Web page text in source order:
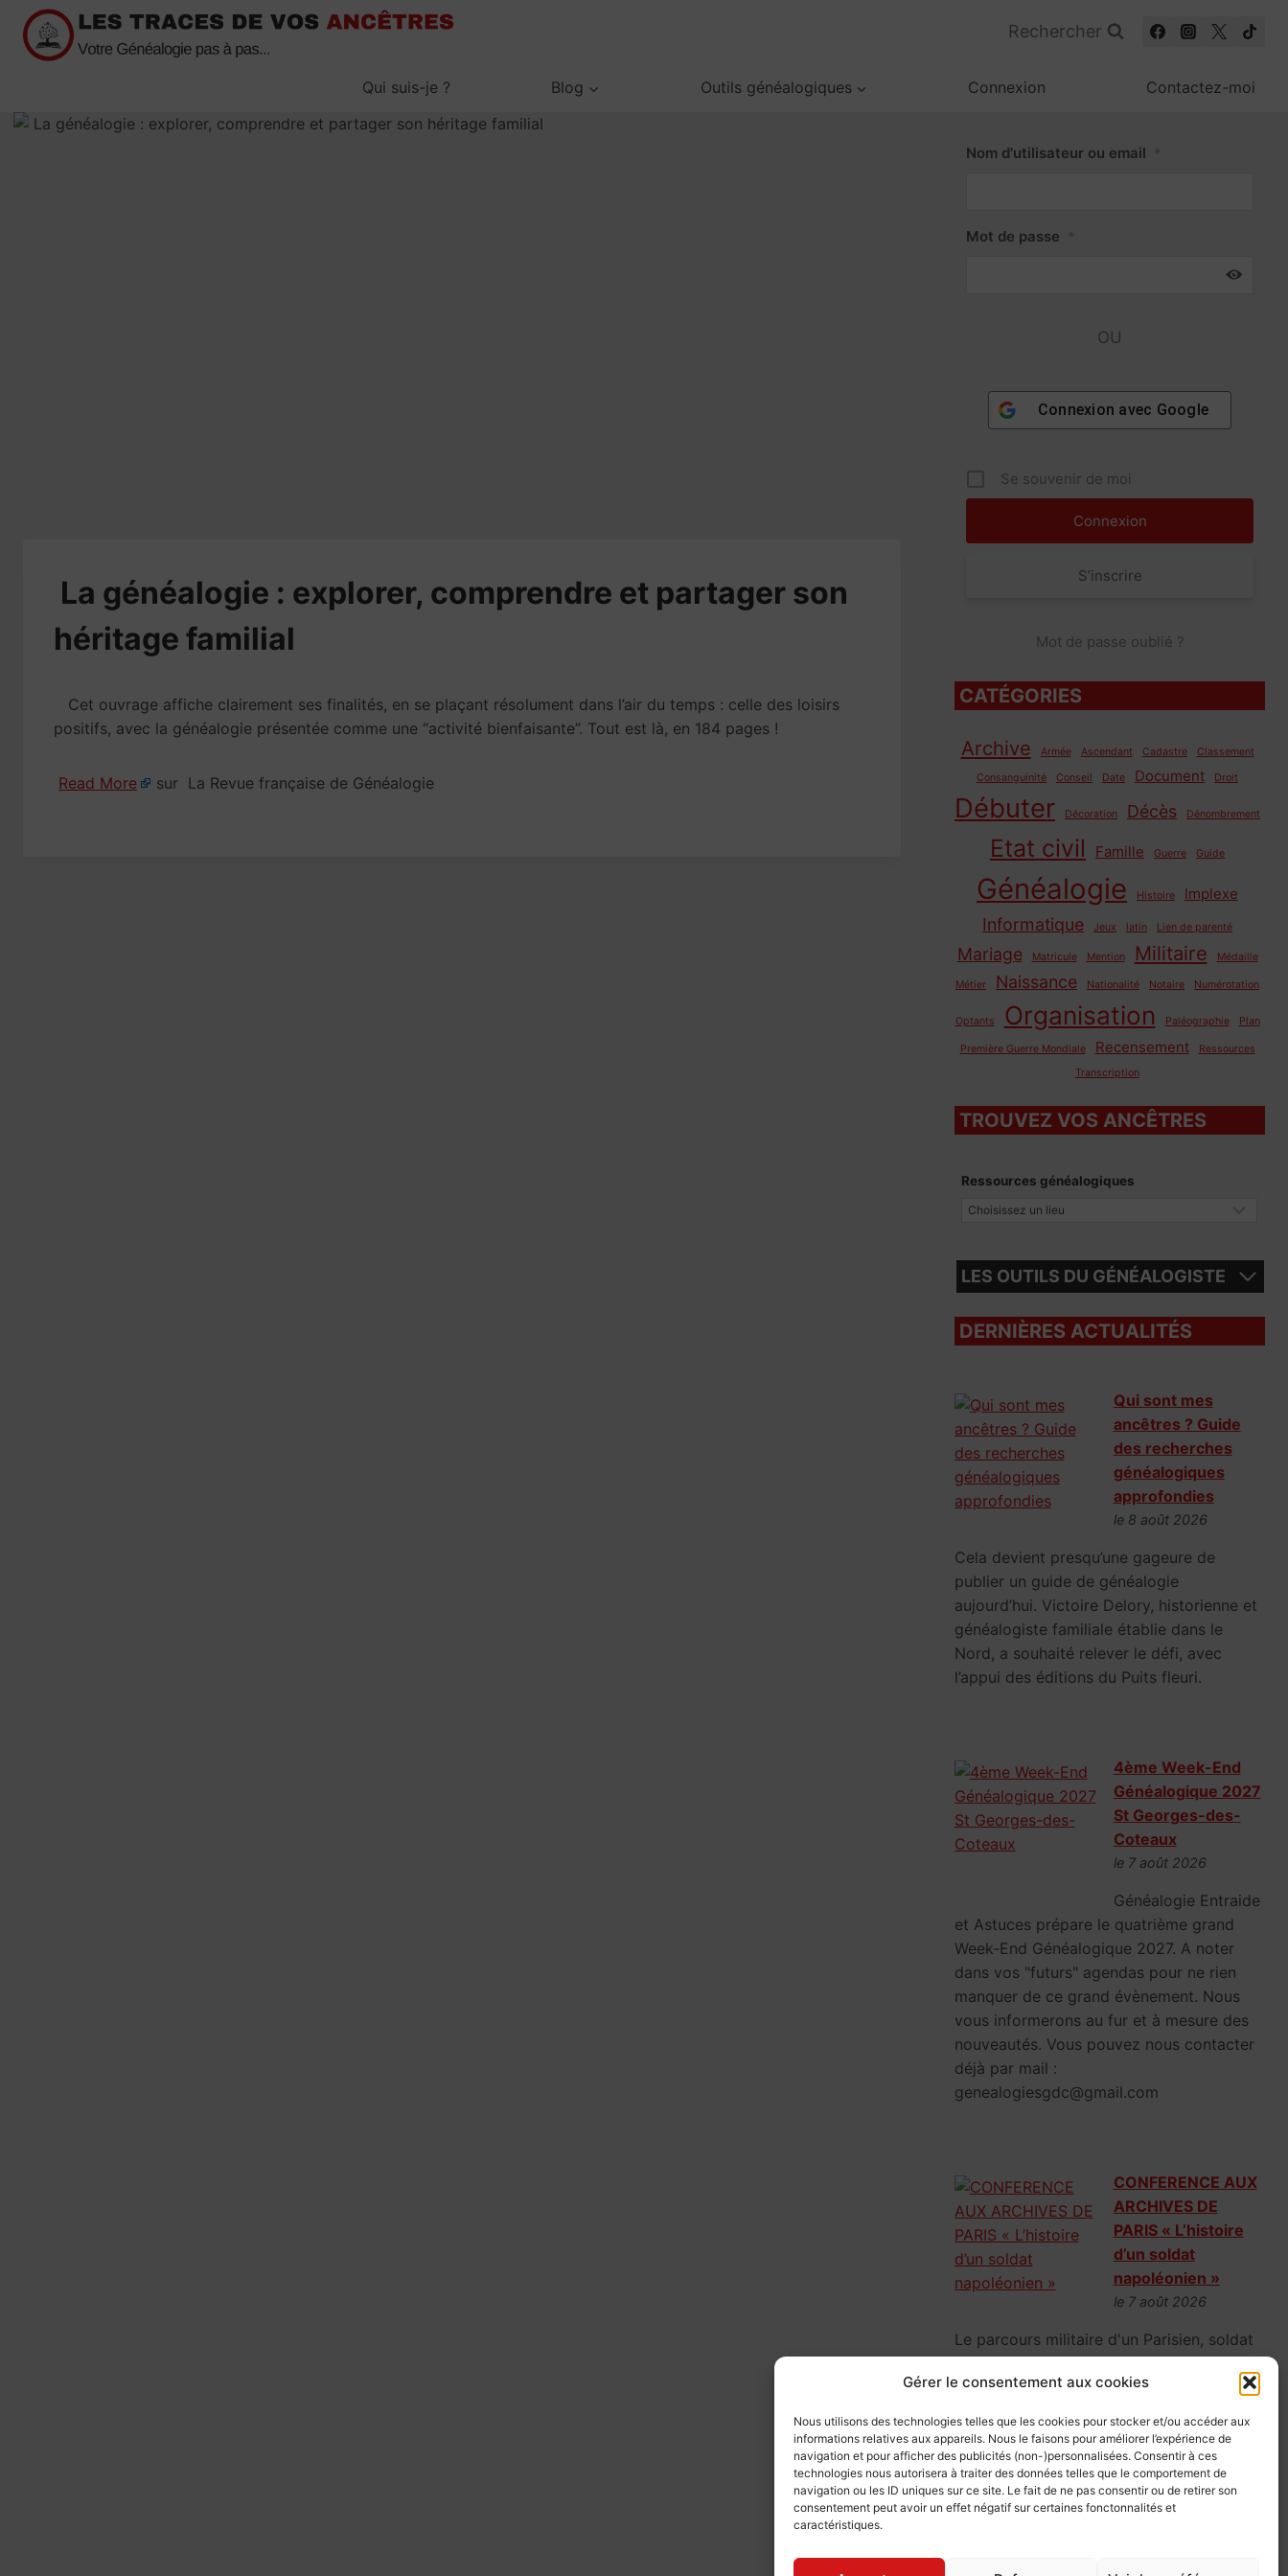
Gérer le consentement aux cookies
Nous utilisons des technologies telles que les cookies pour stocker et/ou accéder aux
informations relatives aux appareils. Nous le faisons pour améliorer l’expérience de
navigation et pour afficher des publicités (non-)personnalisées. Consentir à ces
technologies nous autorisera à traiter des données telles que le comportement de
navigation ou les ID uniques sur ce site. Le fait de ne pas consentir ou de retirer son
consentement peut avoir un effet négatif sur certaines fonctonnalités et
caractéristiques.
Passer
contenu
Rechercher
Qui suis-je ? Blog Outils généalogiques Connexion Contactez-moi
​La généalogie : explorer, comprendre et partager son
héritage familial
Cet ouvrage affiche clairement ses finalités, en se plaçant résolument dans l’air du temps : celle des loisirs
positifs, avec la généalogie présentée comme une “activité bienfaisante”. Tout est là, en 184 pages !
Read More sur La Revue française de Généalogie
Nom d'utilisateur ou email
Mot de passe
OU
Connexion avec Google
Se souvenir de moi
S’inscrire
Mot de passe oublié ?
CATÉGORIES
Archive Armée Ascendant Cadastre Classement
Consanguinité Conseil Date Document Droit
Débuter Décoration Décès Dénombrement
Etat civil Famille Guerre Guide
Généalogie Histoire Implexe
Informatique Jeux latin Lien de parenté
Mariage Matricule Mention Militaire Médaille
Métier Naissance Nationalité Notaire Numérotation
Optants Organisation Paléographie Plan
Première Guerre Mondiale Recensement
Ressources
Transcription
TROUVEZ VOS ANCÊTRES
Ressources généalogiques
LES OUTILS DU GÉNÉALOGISTE
DERNIÈRES ACTUALITÉS
Qui sont mes
ancêtres ? Guide
des recherches
généalogiques
approfondies
le 8 août 2026
Cela devient presqu’une gageure de
publier un guide de généalogie
aujourd’hui. Victoire Delory, historienne et
généalogiste familiale établie dans le
Nord, a souhaité relever le défi, avec
l’appui des éditions du Puits fleuri.
4ème Week-End
Généalogique 2027
St Georges-des-
Coteaux
le 7 août 2026
Généalogie Entraide
et Astuces prépare le quatrième grand
Week-End Généalogique 2027. A noter
dans vos "futurs" agendas pour ne rien
manquer de ce grand évènement. Nous
vous informerons au fur et à mesure des
nouveautés. Vous pouvez nous contacter
déjà par mail :
genealogiesgdc@gmail.com
CONFERENCE AUX
ARCHIVES DE
PARIS « L’histoire
d’un soldat
napoléonien »
le 7 août 2026
Le parcours militaire d'un Parisien, soldat
mais vite rattrapé par la réalité de la
CONFERENCE AUX